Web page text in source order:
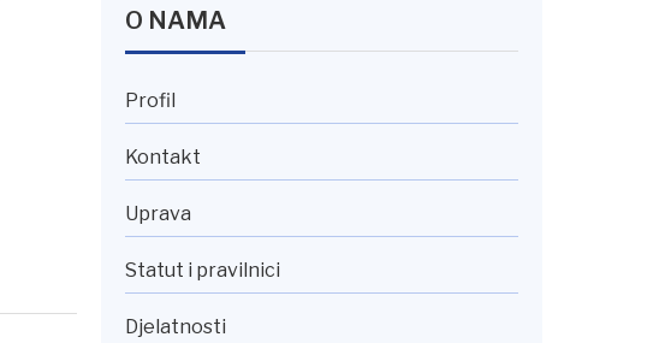
O NAMA
Profil
Kontakt
Uprava
Statut i pravilnici
Djelatnosti